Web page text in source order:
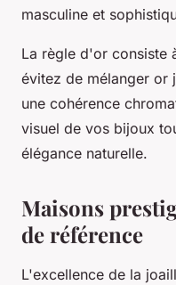
masculine et
La règle d'or consiste
évitez de mélanger or
une cohérence
visuel de vos bijoux
élégance naturelle.
Maisons
de référence
L'excellence de la